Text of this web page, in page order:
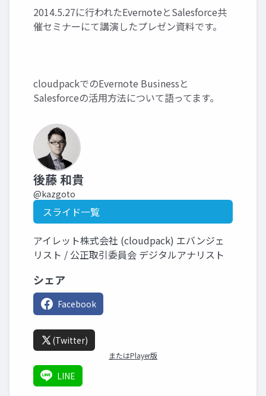
2014.5.27に行われたEvernoteとSalesforce共
催セミナーにて講演したプレゼン資料です。
cloudpackでのEvernote Businessと
Salesforceの活用方法について語ってます。
後藤 和貴
@kazgoto
スライド一覧
アイレット株式会社 (cloudpack) エバンジェ
リスト / 公正取引委員会 デジタルアナリスト
シェア
Facebook
(Twitter)
またはPlayer版
LINE